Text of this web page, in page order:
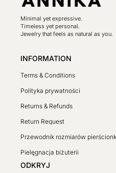
Minimal yet expressive.
Timeless yet personal.
Jewelry that feels as natural as you.
INFORMATION
Terms & Conditions
Polityka prywatności
Returns & Refunds
Return Request
Przewodnik rozmiarów
Pielęgnacja biżuterii
ODKRYJ